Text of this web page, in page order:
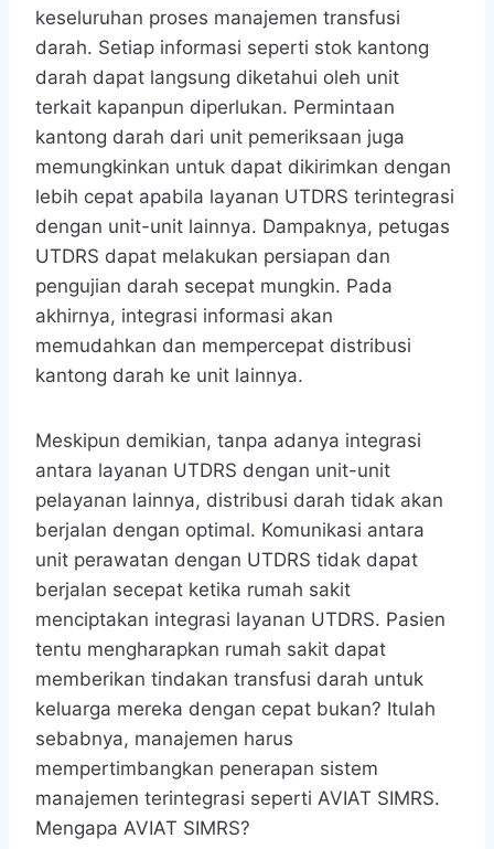
keseluruhan proses manajemen transfusi
darah. Setiap informasi seperti stok kantong
darah dapat langsung diketahui oleh unit
terkait kapanpun diperlukan. Permintaan
kantong darah dari unit pemeriksaan juga
memungkinkan untuk dapat dikirimkan dengan
lebih cepat apabila layanan UTDRS terintegrasi
dengan unit-unit lainnya. Dampaknya, petugas
UTDRS dapat melakukan persiapan dan
pengujian darah secepat mungkin. Pada
akhirnya, integrasi informasi akan
memudahkan dan mempercepat distribusi
kantong darah ke unit lainnya.
Meskipun demikian, tanpa adanya integrasi
antara layanan UTDRS dengan unit-unit
pelayanan lainnya, distribusi darah tidak akan
berjalan dengan optimal. Komunikasi antara
unit perawatan dengan UTDRS tidak dapat
berjalan secepat ketika rumah sakit
menciptakan integrasi layanan UTDRS. Pasien
tentu mengharapkan rumah sakit dapat
memberikan tindakan transfusi darah untuk
keluarga mereka dengan cepat bukan? Itulah
sebabnya, manajemen harus
mempertimbangkan penerapan sistem
manajemen terintegrasi seperti AVIAT SIMRS.
Mengapa AVIAT SIMRS?